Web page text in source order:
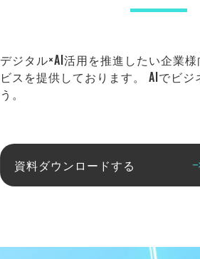
デジタル×AI活用を推進したい企業
ビスを提供しております。 AIでビジ
う。
資料ダウンロードする